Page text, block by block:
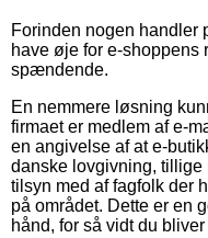
Forinden nogen handler
have øje for e-shoppens
spændende.
En nemmere løsning
firmaet er medlem af e-
en angivelse af at e-
danske lovgivning, tillige
tilsyn med af fagfolk der
på området. Dette er en
hånd, for så vidt du